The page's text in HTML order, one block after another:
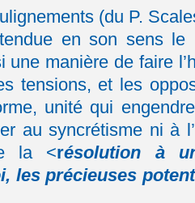
(du P.
en son sens le
une manière de faire
tensions, et les
unité qui
au syncrétisme ni à
la <résolution à
les précieuses